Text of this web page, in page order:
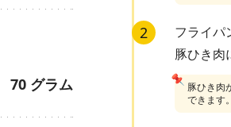
70 グラム
2
フライパ
豚ひき肉
豚ひき肉
できます。
📌